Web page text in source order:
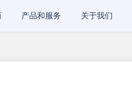
产品和服务 关于我们